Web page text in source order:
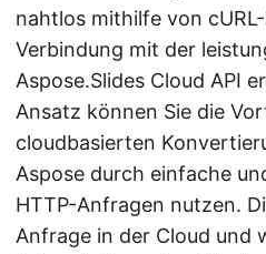
nahtlos mithilfe von
Verbindung mit der
Aspose.Slides Cloud API
Ansatz können Sie die
cloudbasierten
Aspose durch einfache
HTTP-Anfragen nutzen.
Anfrage in der Cloud und